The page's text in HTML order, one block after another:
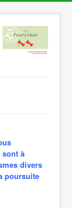
à
divers
poursuite